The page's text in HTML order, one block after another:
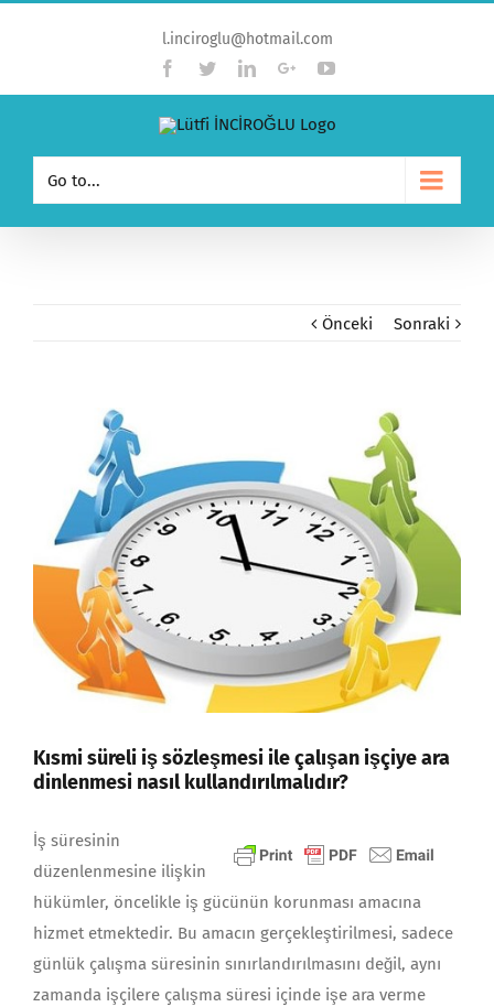
l.inciroglu@hotmail.com
Facebook
TwitterLinkedinGoogle+YouTube
Go to...
Önceki Sonraki
Kısmi süreli iş sözleşmesi ile çalışan işçiye ara
dinlenmesi nasıl kullandırılmalıdır?
İş süresinin
düzenlenmesine ilişkin
hükümler, öncelikle iş gücünün korunması amacına
hizmet etmektedir. Bu amacın gerçekleştirilmesi, sadece
günlük çalışma süresinin sınırlandırılmasını değil, aynı
zamanda işçilere çalışma süresi içinde işe ara verme